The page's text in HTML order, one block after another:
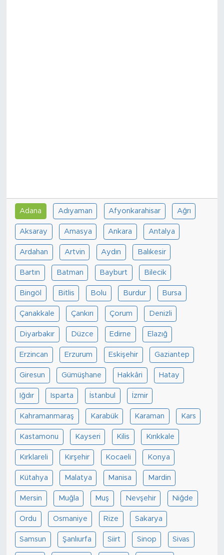
Adana Adıyaman Afyonkarahisar Ağrı
Aksaray Amasya Ankara Antalya
Ardahan Artvin Aydın Balıkesir
Bartın Batman Bayburt Bilecik
Bingöl Bitlis Bolu Burdur Bursa
Çanakkale Çankırı Çorum Denizli
Diyarbakır Düzce Edirne Elazığ
Erzincan Erzurum Eskişehir Gaziantep
Giresun Gümüşhane Hakkâri Hatay
Iğdır Isparta İstanbul İzmir
Kahramanmaraş Karabük Karaman Kars
Kastamonu Kayseri Kilis Kırıkkale
Kırklareli Kırşehir Kocaeli Konya
Kütahya Malatya Manisa Mardin
Mersin Muğla Muş Nevşehir Niğde
Ordu Osmaniye Rize Sakarya
Samsun Şanlıurfa Siirt Sinop Sivas